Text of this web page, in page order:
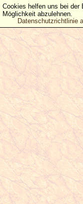
Cookies helfen uns bei der
Möglichkeit abzulehnen.
Datenschutzrichtlinie